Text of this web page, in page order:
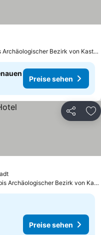
Archäologischer Bezirk von Kastelli
Preise sehen
Teilen
Preise sehen
Archäologischer Bezirk von
Preise sehen